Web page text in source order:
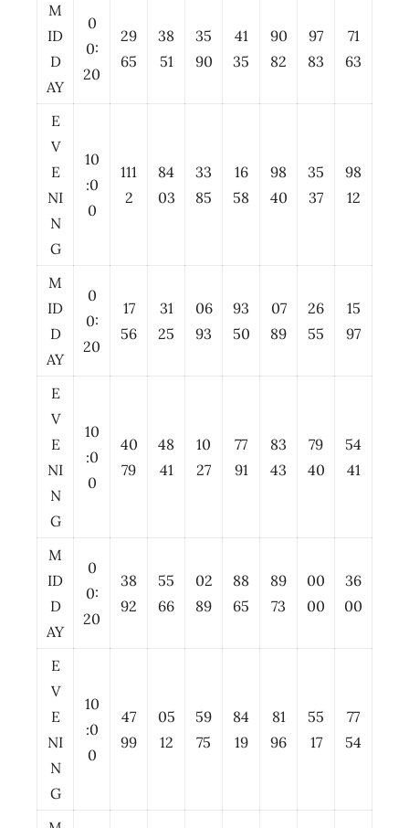
M
ID
D
AY
0
0:
20
29
65
38
51
35
90
41
35
90
82
97
83
71
63
E
V
E
NI
N
G
10
:0
0
111
2
84
03
33
85
16
58
98
40
35
37
98
12
M
ID
D
AY
0
0:
20
17
56
31
25
06
93
93
50
07
89
26
55
15
97
E
V
E
NI
N
G
10
:0
0
40
79
48
41
10
27
77
91
83
43
79
40
54
41
M
ID
D
AY
0
0:
20
38
92
55
66
02
89
88
65
89
73
00
00
36
00
E
V
E
NI
N
G
10
:0
0
47
99
05
12
59
75
84
19
81
96
55
17
77
54